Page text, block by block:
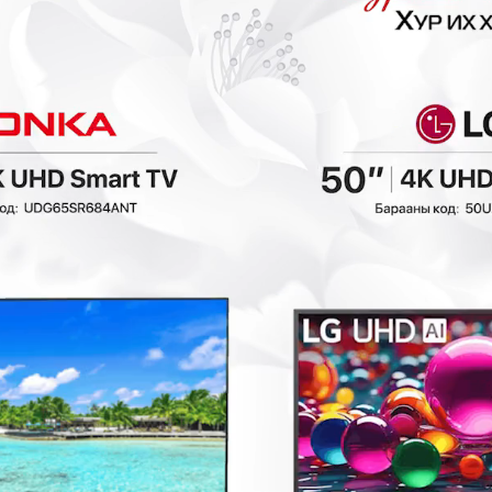
Ashley - Ор
болдог буйдан
PC67006S1
Буйдан
4,298,000₮
- 2,279,200₮
Ashley - Ор
болдог буйдан
PC5590239
Буйдан
5,698,000₮